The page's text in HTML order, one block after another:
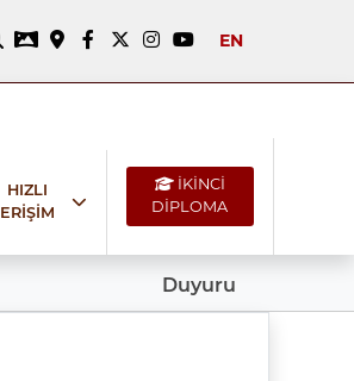
EN
HIZLI
ERİŞİM
İKİNCİ
DİPLOMA
Duyuru